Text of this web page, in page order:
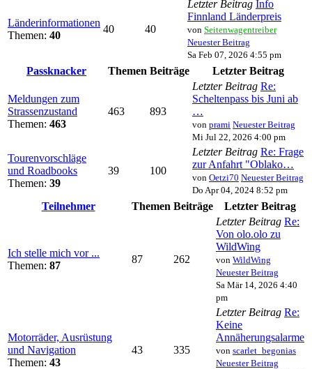
Länderinformationen
Themen: 40
40 40
Letzter Beitrag Info
Finnland Länderpreis
von Seitenwagentreiber
Neuester Beitrag
Sa Feb 07, 2026 4:55 pm
Passknacker Themen Beiträge Letzter Beitrag
Meldungen zum
Strassenzustand
Themen: 463
463 893
Letzter Beitrag Re:
Scheltenpass bis Juni ab
…
von prami Neuester Beitrag
Mi Jul 22, 2026 4:00 pm
Tourenvorschläge
und Roadbooks
Themen: 39
39 100
Letzter Beitrag Re: Frage
zur Anfahrt "Oblako…
von Oetzi70 Neuester Beitrag
Do Apr 04, 2024 8:52 pm
Teilnehmer Themen Beiträge Letzter Beitrag
Ich stelle mich vor ...
Themen: 87
87 262
Letzter Beitrag Re:
Von olo.olo zu
WildWing
von WildWing
Neuester Beitrag
Sa Mär 14, 2026 4:40
pm
Motorräder, Ausrüstung
und Navigation
Themen: 43
43 335
Letzter Beitrag Re:
Keine
Annäherungsalarme
von scarlet_begonias
Neuester Beitrag